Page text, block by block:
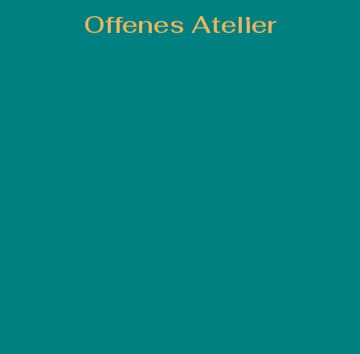
Offenes Atelier